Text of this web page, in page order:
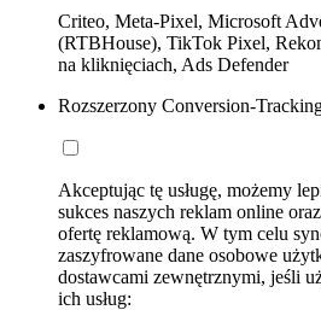
Criteo, Meta-Pixel, Microsoft
(RTBHouse), TikTok Pixel,
na kliknięciach, Ads Defender
Rozszerzony Conversion-
Akceptując tę usługę, możemy
sukces naszych reklam online
ofertę reklamową. W tym celu
zaszyfrowane dane osobowe
dostawcami zewnętrznymi, jeśli
ich usług: